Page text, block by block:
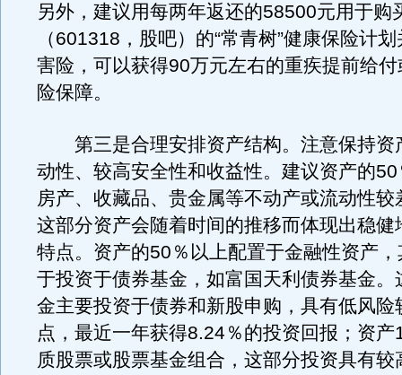
另外，建议用每两年返还的58500元用于购
（601318，股吧）的“常青树”健康保险计
害险，可以获得90万元左右的重疾提前给
险保障。
第三是合理安排资产结构。注意保持资
动性、较高安全性和收益性。建议资产的
房产、收藏品、贵金属等不动产或流动性较
这部分资产会随着时间的推移而体现出稳健
特点。资产的50％以上配置于金融性资产
于投资于债券基金，如富国天利债券基金。
金主要投资于债券和新股申购，具有低风险
点，最近一年获得8.24％的投资回报；资产
质股票或股票基金组合，这部分投资具有较